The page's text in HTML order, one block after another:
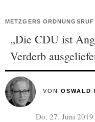
METZGERS
„Die CDU ist
Verderb
VON OSWALD
Do, 27. Juni 2019